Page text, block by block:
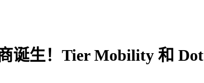
诞生！Tier Mobility 和